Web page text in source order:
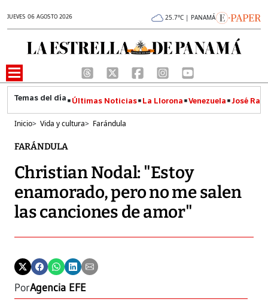
JUEVES 06 AGOSTO 2026 25.7°C | PANAMÁ
Últimas Noticias La Llorona Venezuela José
Inicio> Vida y cultura> Farándula
FARÁNDULA
Christian Nodal: "Estoy
enamorado, pero no me salen
las canciones de amor"
PorAgencia EFE